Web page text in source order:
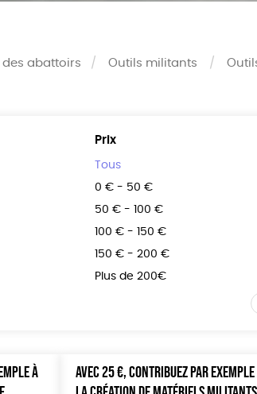
abattoirs Outils militants
Prix
Tous
0 € - 50 €
50 € - 100 €
100 € - 150 €
150 € - 200 €
Plus de 200€
À
AVEC 25 €, CONTRIBUEZ PAR